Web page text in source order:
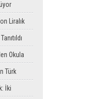
Liralık
Okula
Türk
İki